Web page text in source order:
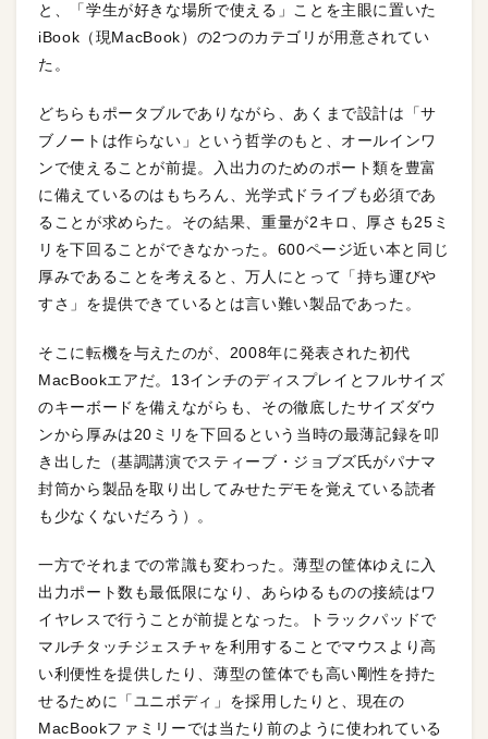
と、「学生が好きな場所で使える」ことを主眼に置いた
iBook（現MacBook）の2つのカテゴリが用意されてい
た。
どちらもポータブルでありながら、あくまで設計は「サ
ブノートは作らない」という哲学のもと、オールインワ
ンで使えることが前提。入出力のためのポート類を豊富
に備えているのはもちろん、光学式ドライブも必須であ
ることが求めらた。その結果、重量が2キロ、厚さも25ミ
リを下回ることができなかった。600ページ近い本と同じ
厚みであることを考えると、万人にとって「持ち運びや
すさ」を提供できているとは言い難い製品であった。
そこに転機を与えたのが、2008年に発表された初代
MacBookエアだ。13インチのディスプレイとフルサイズ
のキーボードを備えながらも、その徹底したサイズダウ
ンから厚みは20ミリを下回るという当時の最薄記録を叩
き出した（基調講演でスティーブ・ジョブズ氏がパナマ
封筒から製品を取り出してみせたデモを覚えている読者
も少なくないだろう）。
一方でそれまでの常識も変わった。薄型の筐体ゆえに入
出力ポート数も最低限になり、あらゆるものの接続はワ
イヤレスで行うことが前提となった。トラックパッドで
マルチタッチジェスチャを利用することでマウスより高
い利便性を提供したり、薄型の筐体でも高い剛性を持た
せるために「ユニボディ」を採用したりと、現在の
MacBookファミリーでは当たり前のように使われている